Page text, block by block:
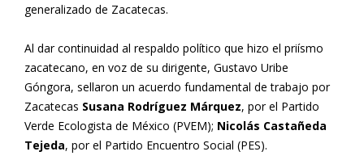
generalizado de Zacatecas.
Al dar continuidad al respaldo político que hizo el priísmo
zacatecano, en voz de su dirigente, Gustavo Uribe
Góngora, sellaron un acuerdo fundamental de trabajo por
Zacatecas Susana Rodríguez Márquez, por el Partido
Verde Ecologista de México (PVEM); Nicolás Castañeda
Tejeda, por el Partido Encuentro Social (PES).